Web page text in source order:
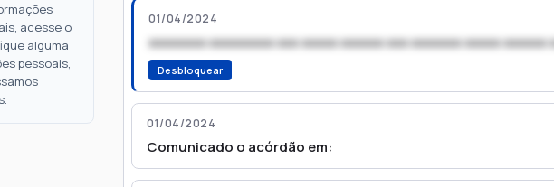
acesse o
alguma
pessoais,
01/04/2024
xxxxxxxx xxxxxxxxx xxx xxxxx xxxxxx xxx xxxxxxx xxxxx xxxxxx
Desbloquear
01/04/2024
Comunicado o acórdão em: